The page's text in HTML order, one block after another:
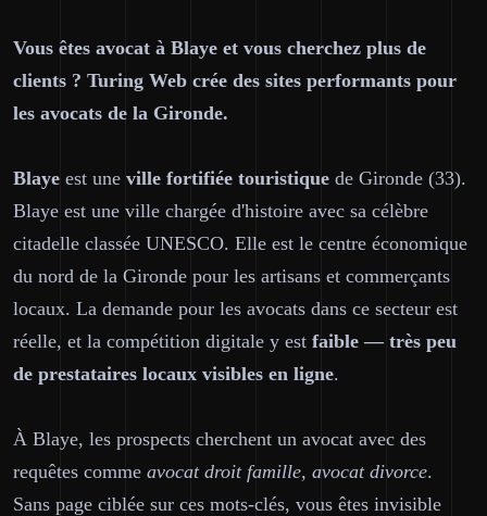
Vous êtes avocat à Blaye et vous cherchez plus de
clients ? Turing Web crée des sites performants pour
les avocats de la Gironde.
Blaye est une ville fortifiée touristique de Gironde (33).
Blaye est une ville chargée d'histoire avec sa célèbre
citadelle classée UNESCO. Elle est le centre économique
du nord de la Gironde pour les artisans et commerçants
locaux. La demande pour les avocats dans ce secteur est
réelle, et la compétition digitale y est faible — très peu
de prestataires locaux visibles en ligne.
À Blaye, les prospects cherchent un avocat avec des
requêtes comme avocat droit famille, avocat divorce.
Sans page ciblée sur ces mots-clés, vous êtes invisible